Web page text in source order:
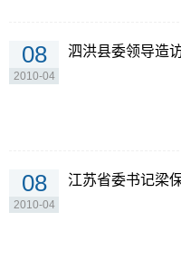
08
2010-04
泗洪县委领导造
08
2010-04
江苏省委书记梁